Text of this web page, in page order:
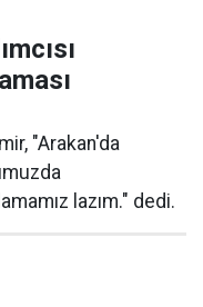
"Arakan'da
lazım." dedi.